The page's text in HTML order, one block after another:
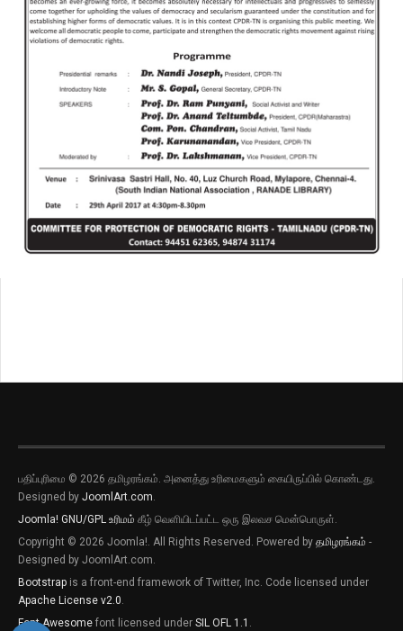
பதிப்புரிமை © 2026 தமிழரங்கம். அனைத்து உரிமைகளும் கையிருப்பில் கொண்டது.
Designed by JoomlArt.com
Joomla! GNU/GPL உரிமம் கீழ் வெளியிடப்பட்ட ஒரு இலவச மென்பொருள்.
Copyright © 2026 Joomla!. All Rights Reserved. Powered by தமிழரங்கம் -
Designed by JoomlArt.com.
Bootstrap is a front-end framework of Twitter, Inc. Code licensed under
Apache License v2.0
Font Awesome font licensed under SIL OFL 1.1
புதிய இடுகைகளுக்கான அறிவிப்புகளை
பெறவிரும்பின் விருப்பு அழுத்தியை அழுத்தி
தெரிவிக்கவும்
புதிய இடுகைகளுக்கான அறிவிப்புகளை
பெறவிரும்பின் விருப்பு அழுத்தியை அழுத்தி
தெரிவிக்கவும்